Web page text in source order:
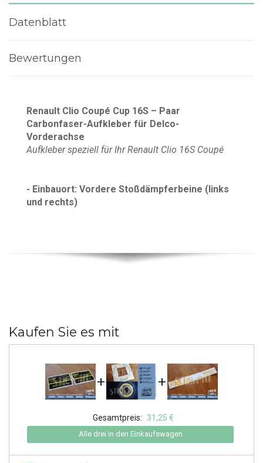
Datenblatt
Bewertungen
Renault Clio Coupé Cup 16S – Paar
Carbonfaser-Aufkleber für Delco-
Vorderachse
Aufkleber speziell für Ihr Renault Clio 16S Coupé
- Einbauort: Vordere Stoßdämpferbeine (links
und rechts)
Kaufen Sie es mit
+ +
Gesamtpreis: 31,25 €
Alle drei in den Einkaufswagen